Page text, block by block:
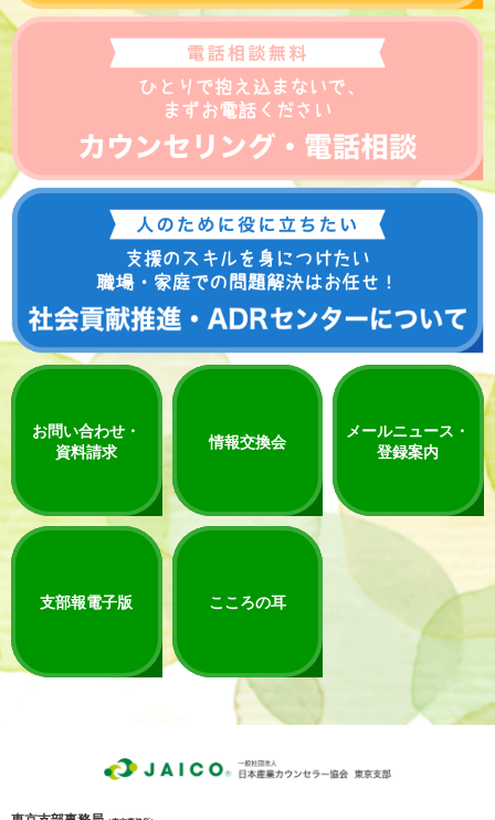
お問い合わせ・
資料請求
情報交換会
メールニュース・
登録案内
支部報電子版 こころの耳